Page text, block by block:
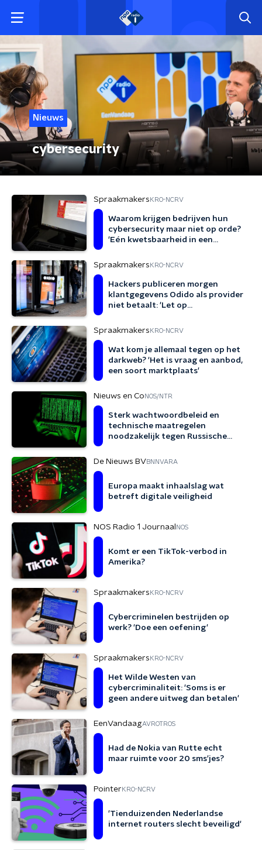
Nieuws
cybersecurity
Spraakmakers KRO-NCRV
Waarom krijgen bedrijven hun
cybersecurity maar niet op orde?
'Eén kwetsbaarheid in een
Spraakmakers KRO-NCRV
Hackers publiceren morgen
klantgegevens Odido als provider
niet betaalt: 'Let op
Spraakmakers KRO-NCRV
Wat kom je allemaal tegen op het
darkweb? 'Het is vraag en aanbod,
een soort marktplaats'
Nieuws en Co NOS/NTR
Sterk wachtwoordbeleid en
technische maatregelen
noodzakelijk tegen Russische
De Nieuws BVBNNVARA
Europa maakt inhaalslag wat
betreft digitale veiligheid
NOS Radio 1 Journaal NOS
Komt er een TikTok-verbod in
Amerika?
Spraakmakers KRO-NCRV
Cybercriminelen bestrijden op
werk? 'Doe een oefening'
Spraakmakers KRO-NCRV
Het Wilde Westen van
cybercriminaliteit: 'Soms is er
geen andere uitweg dan betalen'
EenVandaagAVROTROS
Had de Nokia van Rutte echt
maar ruimte voor 20 sms'jes?
Pointer KRO-NCRV
'Tienduizenden Nederlandse
internet routers slecht beveiligd'